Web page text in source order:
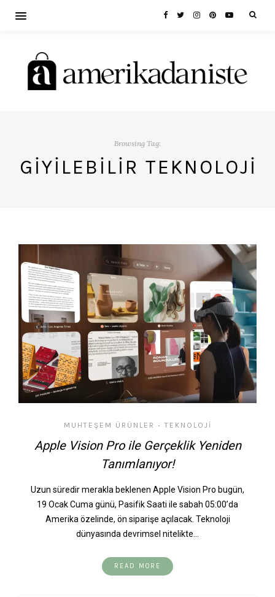
Browsing Tag:
GIYILEBILIR TEKNOLOJI
MUHTEŞEM ÜRÜNLER • TEKNOLOJI
Apple Vision Pro ile Gerçeklik Yeniden
Tanımlanıyor!
Uzun süredir merakla beklenen Apple Vision Pro bugün,
19 Ocak Cuma günü, Pasifik Saati ile sabah 05:00’da
Amerika özelinde, ön siparişe açılacak. Teknoloji
dünyasında devrimsel nitelikte…
READ MORE